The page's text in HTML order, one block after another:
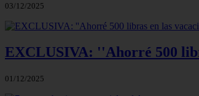
03/12/2025
EXCLUSIVA: ''Ahorré 500
01/12/2025